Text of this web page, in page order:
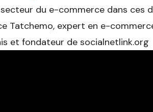
du e-commerce dans ces
Tatchemo, expert en e-
et fondateur de socialnetlink.org